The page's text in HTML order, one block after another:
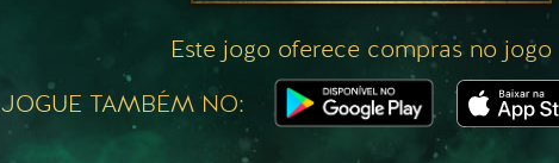
Este jogo oferece compras no jogo
JOGUE TAMBÉM NO: